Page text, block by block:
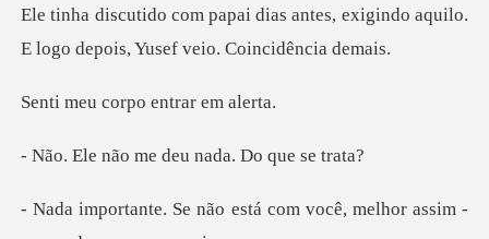
antes, exigindo aquilo.
E logo depo
orpo entrar
me deu nada.
stá com você, melhor assim